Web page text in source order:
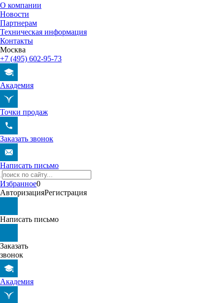
О компании
Новости
Партнерам
Техническая информация
Контакты
Москва
+7 (495) 602-95-73
Академия
Точки продаж
Заказать звонок
Написать письмо
Избранное0
АвторизацияРегистрация
Написать письмо
Заказать
звонок
Академия